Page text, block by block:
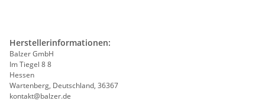
Herstellerinformationen:
Balzer GmbH
Im Tiegel 8 8
Hessen
Wartenberg, Deutschland, 36367
kontakt@balzer.de